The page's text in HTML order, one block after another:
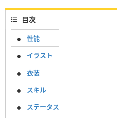
目次
性能
イラスト
衣装
スキル
ステータス